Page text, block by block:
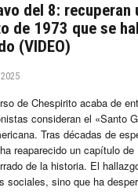
del 8: recuperan
de 1973 que se
(VIDEO)
de Chespirito acaba de
consideran el «Santo
Tras décadas de
reaparecido un capítulo
de la historia. El
sociales, sino que ha